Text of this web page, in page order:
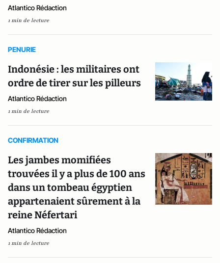
Atlantico Rédaction
1 min de lecture
PENURIE
Indonésie : les militaires ont
ordre de tirer sur les pilleurs
Atlantico Rédaction
1 min de lecture
CONFIRMATION
Les jambes momifiées
trouvées il y a plus de 100 ans
dans un tombeau égyptien
appartenaient sûrement à la
reine Néfertari
Atlantico Rédaction
1 min de lecture